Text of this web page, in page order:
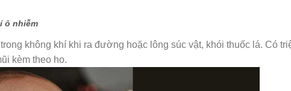
ô nhiễm
không khí khi ra đường hoặc lông súc vật, khói thuốc lá. Có
kèm theo ho.